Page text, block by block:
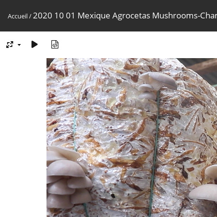
Accueil/2020 10 01 Mexique Agrocetas Mushrooms-